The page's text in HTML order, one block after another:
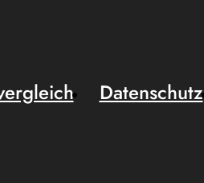
Datenschutz